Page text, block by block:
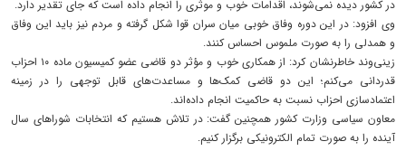
در کشور دیده نمی‌شوند، اقدامات خوب و موثری را انجام داده است که جای تقدیر دارد.
وی افزود: در این دوره وفاق خوبی میان سران قوا شکل گرفته و مردم نیز باید این وفاق
و همدلی را به صورت ملموس احساس کنند.
زینی‌وند خاطرنشان کرد: از همکاری خوب و مؤثر دو قاضی عضو کمیسیون ماده ۱۰ احزاب
قدردانی می‌کنم؛ این دو قاضی کمک‌ها و مساعدت‌های قابل توجهی را در زمینه
اعتمادسازی احزاب نسبت به حاکمیت انجام داده‌اند.
معاون سیاسی وزارت کشور همچنین گفت: در تلاش هستیم که انتخابات شوراهای سال
آینده را به صورت تمام الکترونیکی برگزار کنیم.